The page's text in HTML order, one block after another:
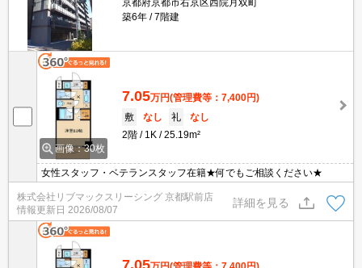
京都府京都市右京区西院月双町
築6年
7階建
画像：30枚
7.05万円(管理費等：7,400円)
敷
なし 礼
なし
2階
1K 25.19m²
女性スタッフ・ベテランスタッフ在籍★何でもご相談ください★
株式会社リブマックスリーシング 京都駅前店
情報更新日 2026/08/07
詳細を見る